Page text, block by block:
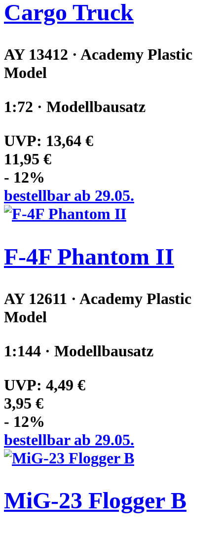
Cargo Truck
AY 13412 · Academy Plastic
Model
1:72 · Modellbausatz
UVP: 13,64 €
11,95 €
- 12%
bestellbar ab 29.05.
F-4F Phantom II
AY 12611 · Academy Plastic
Model
1:144 · Modellbausatz
UVP: 4,49 €
3,95 €
- 12%
bestellbar ab 29.05.
MiG-23 Flogger B